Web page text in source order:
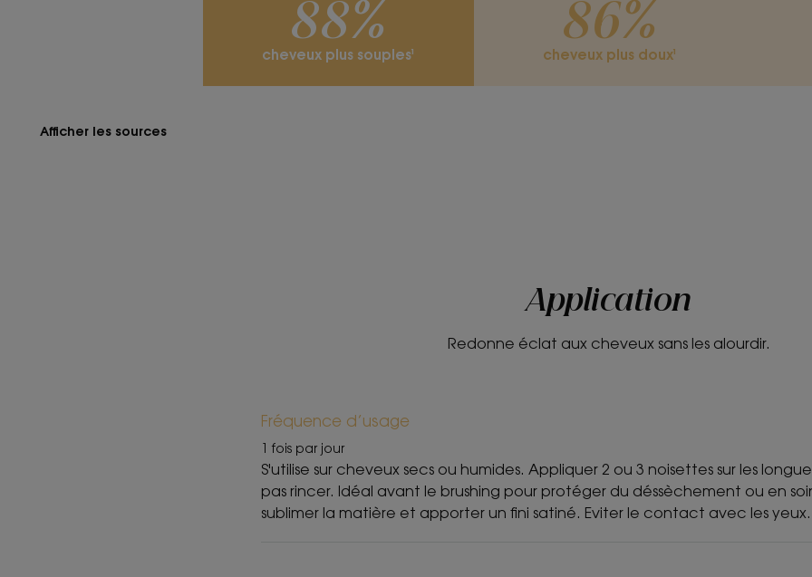
Avantage de la
88%
cheveux plus souples¹
86%
cheveux plus doux¹
Afficher les sources
Application
Redonne éclat aux cheveux sans les alourdir.
Fréquence d’usage
1 fois par jour
S'utilise sur cheveux secs ou humides. Appliquer 2 ou 3 noisettes sur les
pas rincer. Idéal avant le brushing pour protéger du déssèchement ou en
sublimer la matière et apporter un fini satiné. Eviter le contact avec les yeux.